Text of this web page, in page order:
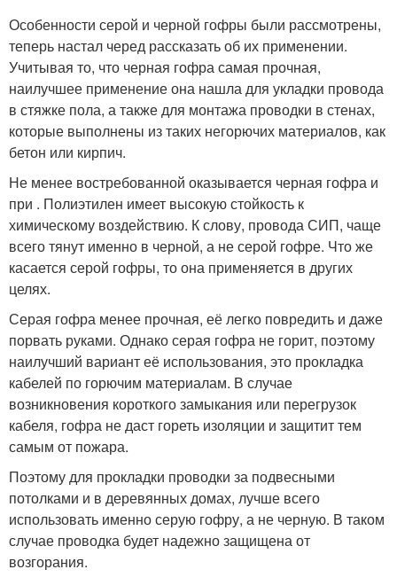
Особенности серой и черной гофры были рассмотрены,
теперь настал черед рассказать об их применении.
Учитывая то, что черная гофра самая прочная,
наилучшее применение она нашла для укладки провода
в стяжке пола, а также для монтажа проводки в стенах,
которые выполнены из таких негорючих материалов, как
бетон или кирпич.
Не менее востребованной оказывается черная гофра и
при . Полиэтилен имеет высокую стойкость к
химическому воздействию. К слову, провода СИП, чаще
всего тянут именно в черной, а не серой гофре. Что же
касается серой гофры, то она применяется в других
целях.
Серая гофра менее прочная, её легко повредить и даже
порвать руками. Однако серая гофра не горит, поэтому
наилучший вариант её использования, это прокладка
кабелей по горючим материалам. В случае
возникновения короткого замыкания или перегрузок
кабеля, гофра не даст гореть изоляции и защитит тем
самым от пожара.
Поэтому для прокладки проводки за подвесными
потолками и в деревянных домах, лучше всего
использовать именно серую гофру, а не черную. В таком
случае проводка будет надежно защищена от
возгорания.